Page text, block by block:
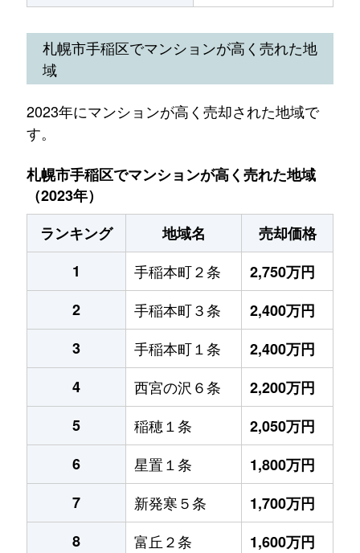
札幌市手稲区でマンションが高く売れた地
域
2023年にマンションが高く売却された地域で
す。
札幌市手稲区でマンションが高く売れた地域
（2023年）
ランキング
地域名
売却価格
1
手稲本町２条
2,750万円
2
手稲本町３条
2,400万円
3
手稲本町１条
2,400万円
4
西宮の沢６条
2,200万円
5
稲穂１条
2,050万円
6
星置１条
1,800万円
7
新発寒５条
1,700万円
8
富丘２条
1,600万円